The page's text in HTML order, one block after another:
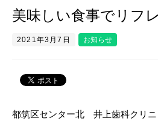
美味しい食事でリフ
2021年3月7日 お知らせ
都筑区センター北 井上歯科クリニ